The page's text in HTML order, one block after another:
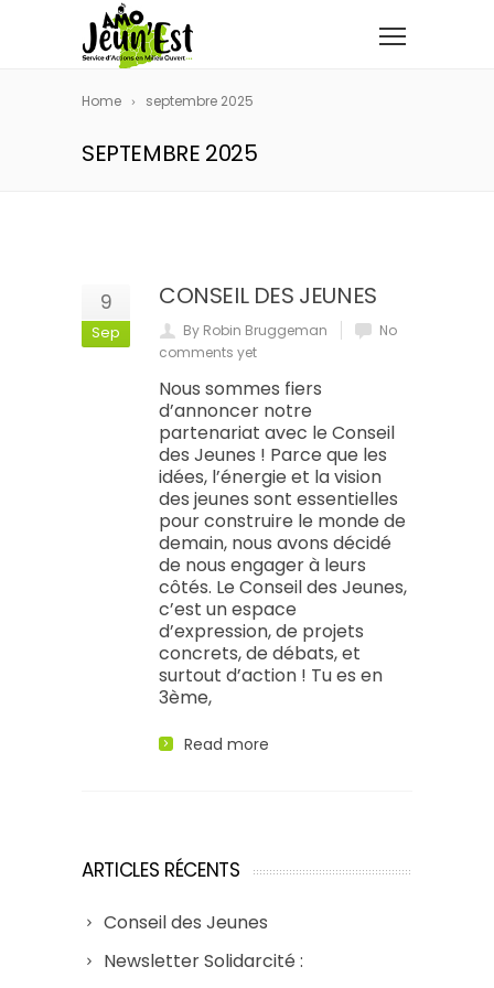
Home septembre 2025
SEPTEMBRE 2025
9
Sep
CONSEIL DES JEUNES
By Robin Bruggeman
No
comments yet
Nous sommes fiers
d’annoncer notre
partenariat avec le Conseil
des Jeunes ! Parce que les
idées, l’énergie et la vision
des jeunes sont essentielles
pour construire le monde de
demain, nous avons décidé
de nous engager à leurs
côtés. Le Conseil des Jeunes,
c’est un espace
d’expression, de projets
concrets, de débats, et
surtout d’action ! Tu es en
3ème,
Read more
ARTICLES RÉCENTS
Conseil des Jeunes
Newsletter Solidarcité :